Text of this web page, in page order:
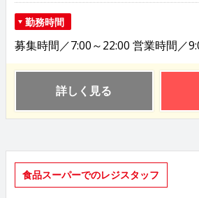
勤務時間
募集時間／7:00～22:00 営業時間／
詳しく見る
食品スーパーでのレジスタッフ